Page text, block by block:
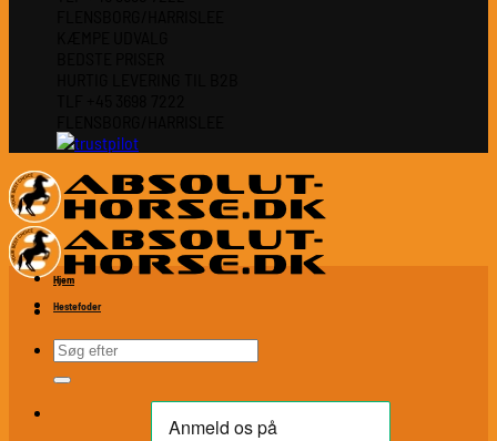
Søg
efter:
Hjem
Hestefoder